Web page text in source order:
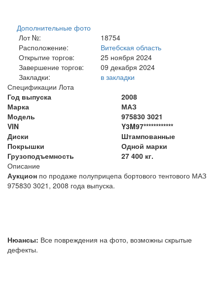
Дополнительные фото
Лот №:
18754
Расположение:
Витебская область
Открытие торгов:
25 ноября 2024
Завершение торгов:
09 декабря 2024
Закладки:
в закладки
Спецификации Лота
Год выпуска
2008
Марка
МАЗ
Модель
975830 3021
VIN
Y3M97************
Диски
Штампованные
Покрышки
Одной марки
Грузоподъемность
27 400 кг.
Описание
Аукцион по продаже полуприцепа бортового тентового МАЗ
975830 3021, 2008 года выпуска.
Нюансы: Все повреждения на фото, возможны скрытые
дефекты.